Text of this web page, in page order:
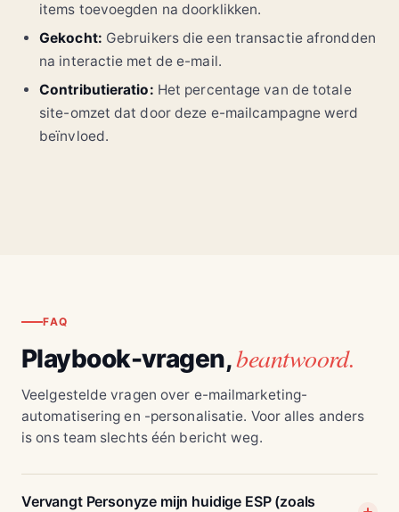
items toevoegden na doorklikken.
Gekocht: Gebruikers die een transactie afrondden
na interactie met de e-mail.
Contributieratio: Het percentage van de totale
site-omzet dat door deze e-mailcampagne werd
beïnvloed.
FAQ
Playbook-vragen,beantwoord.
Veelgestelde vragen over e-mailmarketing-
automatisering en -personalisatie. Voor alles anders
is ons team slechts één bericht weg.
Vervangt Personyze mijn huidige ESP (zoals